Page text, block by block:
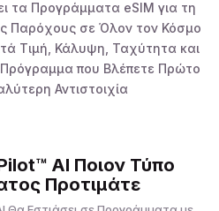
τα Προγράμματα eSIM για τη
Παρόχους σε Όλον τον Κόσμο
Τιμή, Κάλυψη, Ταχύτητα και
Πρόγραμμα που Βλέπετε Πρώτο
Αντιστοιχία
AI Ποιον Τύπο
Προτιμάτε